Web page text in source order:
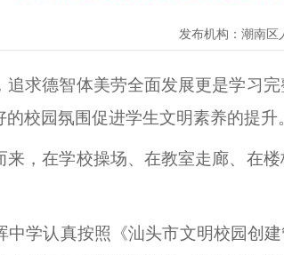
发布机构： 潮南区
求德智体美劳全面发展更是学习
校园氛围促进学生文明素养的提升
，在学校操场、在教室走廊、在
学认真按照《汕头市文明校园创